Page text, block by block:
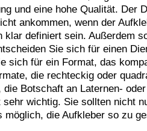
und eine hohe Qualität. Der
ankommen, wenn der
definiert sein. Außerdem
Sie sich für einen
sich für ein Format, das
die rechteckig oder
Botschaft an Laternen-
wichtig. Sie sollten nicht
die Aufkleber so zu